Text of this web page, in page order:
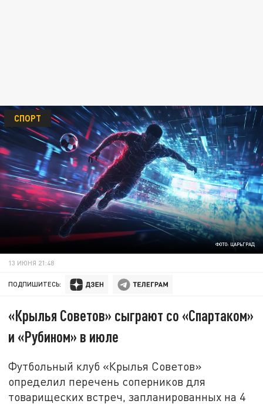
ФОТО: ЦАРЬГРАД
СПОРТ
13 ИЮНЯ 21:48
ПОДПИШИТЕСЬ:
«Крылья Советов» сыграют со «Спартаком»
и «Рубином» в июле
Футбольный клуб «Крылья Советов»
определил перечень соперников для
товарищеских встреч, запланированных на 4